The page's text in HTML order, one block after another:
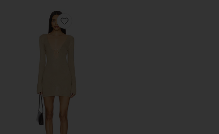
Favorite CHAMIE 원피스